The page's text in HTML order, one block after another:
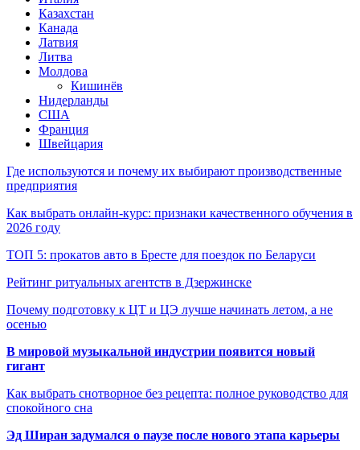
Казахстан
Канада
Латвия
Литва
Молдова
Кишинёв
Нидерланды
США
Франция
Швейцария
Где используются и почему их выбирают производственные
предприятия
Как выбрать онлайн-курс: признаки качественного обучения в
2026 году
ТОП 5: прокатов авто в Бресте для поездок по Беларуси
Рейтинг ритуальных агентств в Дзержинске
Почему подготовку к ЦТ и ЦЭ лучше начинать летом, а не
осенью
В мировой музыкальной индустрии появится новый
гигант
Как выбрать снотворное без рецепта: полное руководство для
спокойного сна
Эд Ширан задумался о паузе после нового этапа карьеры